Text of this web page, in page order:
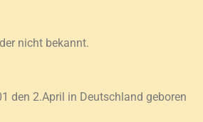
nicht bekannt.
den 2.April in Deutschland geboren